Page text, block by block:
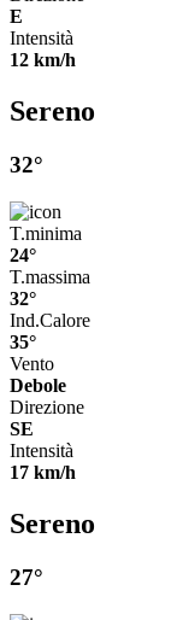
E
Intensità
12 km/h
Sereno
32°
T.minima
24°
T.massima
32°
Ind.Calore
35°
Vento
Debole
Direzione
SE
Intensità
17 km/h
Sereno
27°